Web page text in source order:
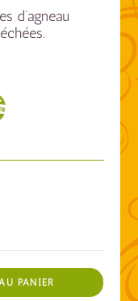
d’agneau
PANIER